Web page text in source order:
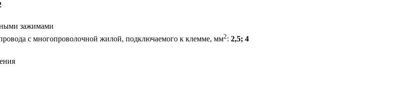
зажимами
с многопроволочной жилой, подключаемого к клемме, мм2: 2,5; 4